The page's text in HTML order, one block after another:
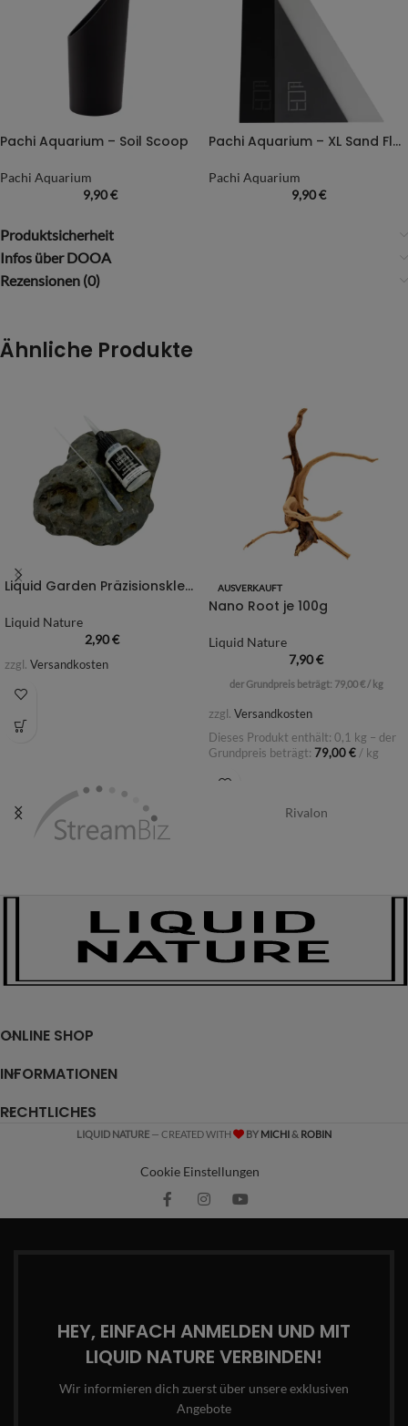
Pachi Aquarium – Soil Scoop
Pachi Aquarium
9,90€
Pachi Aquarium – XL Sand Flattener
Pachi Aquarium
9,90€
Produktsicherheit
Infos über DOOA
Rezensionen (0)
Ähnliche Produkte
Liquid Garden Präzisionsklebespitzen für Hardscapekleber
Liquid Nature
2,90€
zzgl. Versandkosten
AUSVERKAUFT
Nano Root je 100g
Liquid Nature
7,90€
der Grundpreis beträgt: 79,00€/ kg
zzgl. Versandkosten
Dieses Produkt enthält: 0,1 kg – der
Grundpreis beträgt: 79,00 € / kg
Rivalon
ONLINE SHOP
INFORMATIONEN
RECHTLICHES
LIQUID NATURE — CREATED WITH BY MICHI& ROBIN
Cookie Einstellungen
HEY, EINFACH ANMELDEN UND MIT
LIQUID NATURE VERBINDEN!
Wir informieren dich zuerst über unsere exklusiven
Angebote